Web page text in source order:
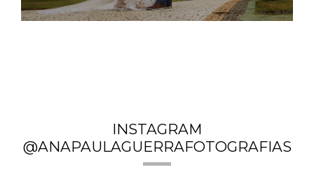
INSTAGRAM
@ANAPAULAGUERRAFOTOGRAFIAS